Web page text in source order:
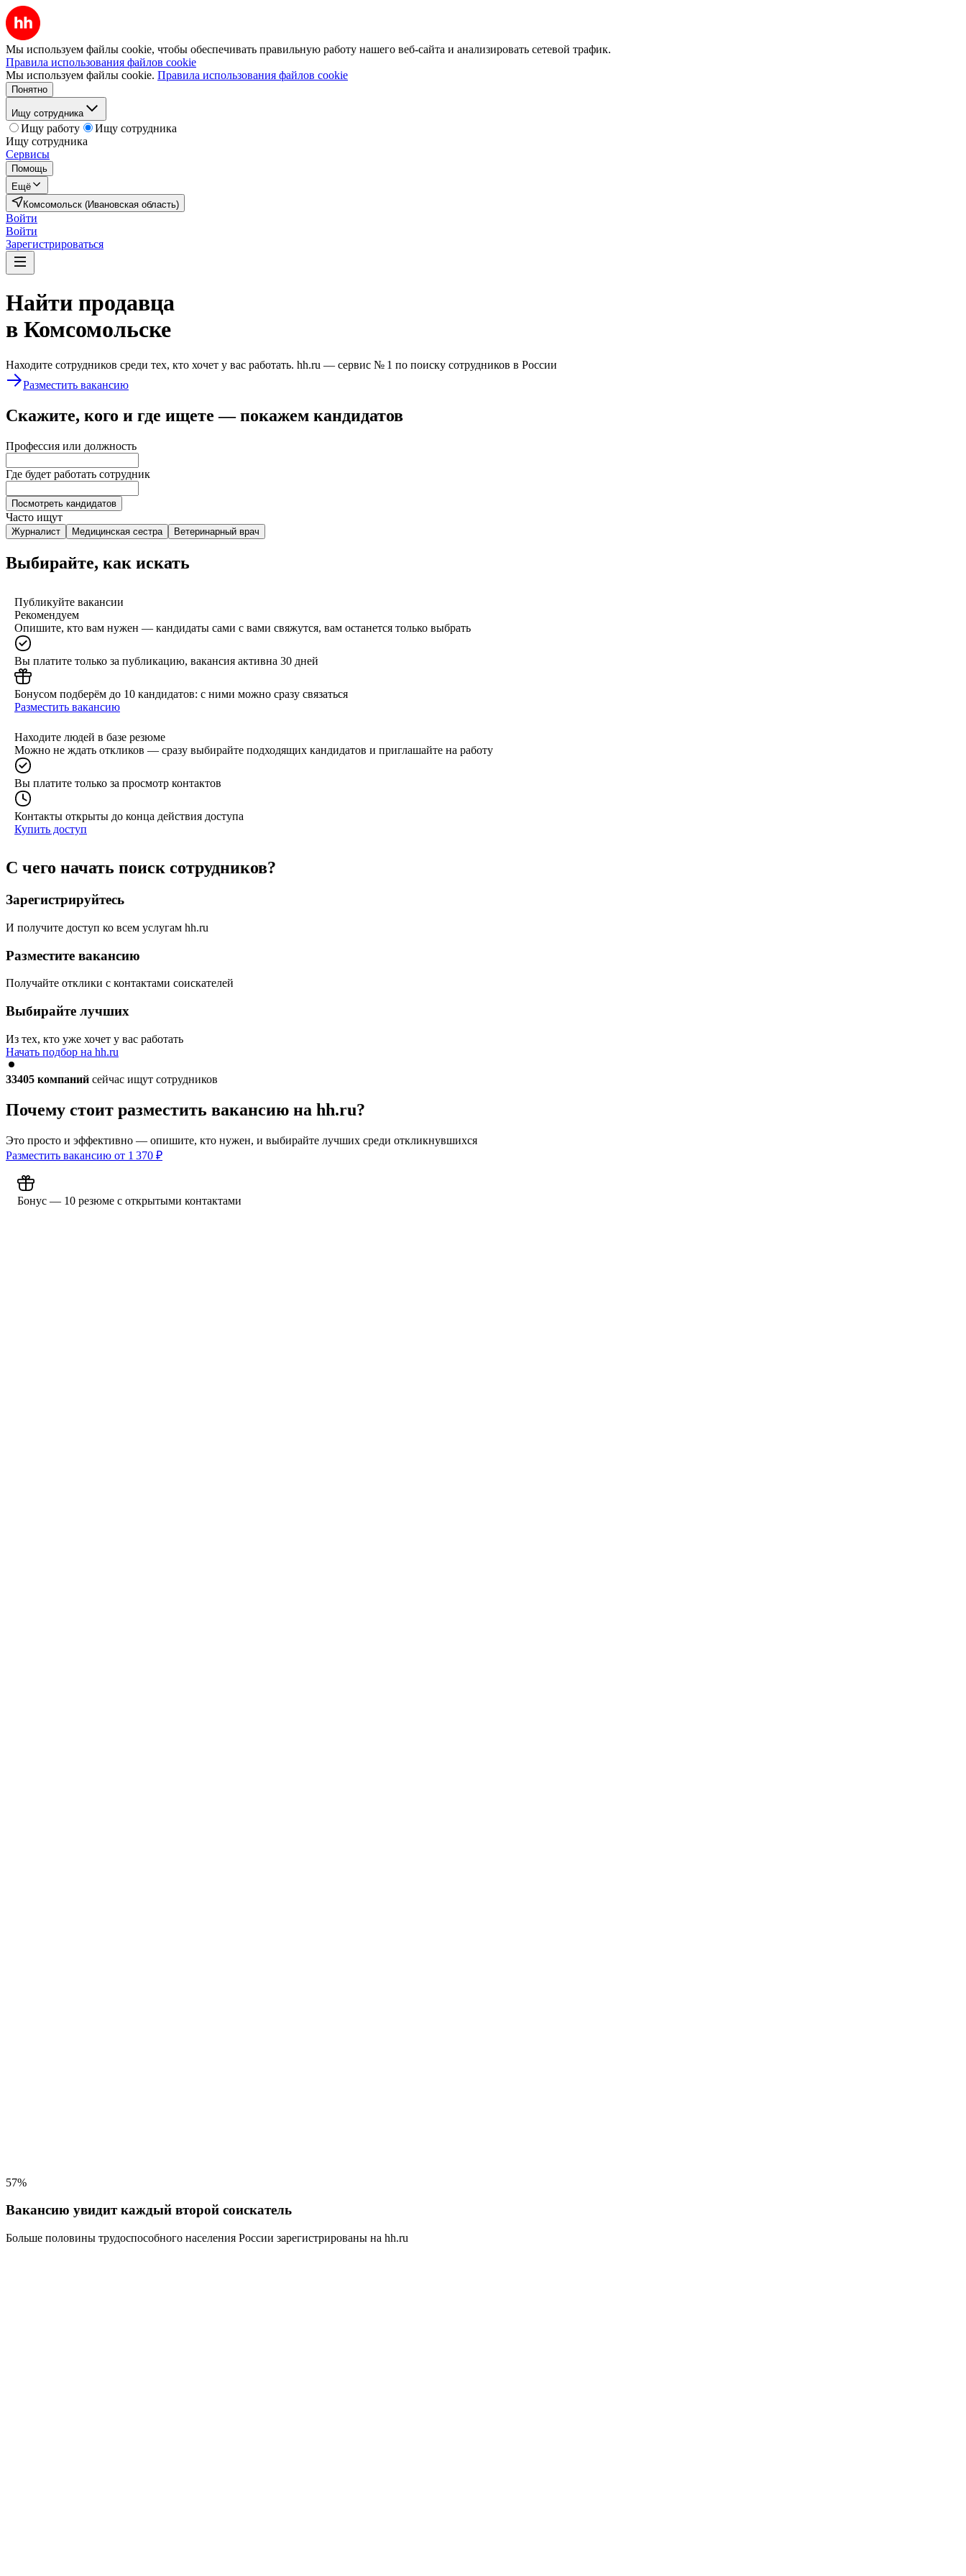
Мы используем файлы cookie, чтобы обеспечивать правильную работу нашего веб-сайта и анализировать сетевой трафик.
Правила использования файлов cookie
Мы используем файлы cookie. Правила использования файлов cookie
Понятно
Ищу сотрудника
Ищу работу
Ищу сотрудника
Ищу сотрудника
Сервисы
Помощь
Ещё
Комсомольск (Ивановская область)
Войти
Войти
Зарегистрироваться
Найти продавца
в Комсомольске
Находите сотрудников среди тех, кто хочет у вас работать. hh.ru — сервис № 1 по поиску сотрудников в России
Разместить вакансию
Скажите, кого и где ищете — покажем кандидатов
Профессия или должность
Где будет работать сотрудник
Посмотреть кандидатов
Часто ищут
Журналист Медицинская сестра Ветеринарный врач
Выбирайте, как искать
Публикуйте вакансии
Рекомендуем
Опишите, кто вам нужен — кандидаты сами с вами свяжутся, вам останется только выбрать
Вы платите только за публикацию, вакансия активна 30 дней
Бонусом подберём до 10 кандидатов: с ними можно сразу связаться
Разместить вакансию
Находите людей в базе резюме
Можно не ждать откликов — сразу выбирайте подходящих кандидатов и приглашайте на работу
Вы платите только за просмотр контактов
Контакты открыты до конца действия доступа
Купить доступ
С чего начать поиск сотрудников?
Зарегистрируйтесь
И получите доступ ко всем услугам hh.ru
Разместите вакансию
Получайте отклики с контактами соискателей
Выбирайте лучших
Из тех, кто уже хочет у вас работать
Начать подбор на hh.ru
33405 компаний сейчас ищут сотрудников
Почему стоит разместить вакансию на hh.ru?
Это просто и эффективно — опишите, кто нужен, и выбирайте лучших среди откликнувшихся
Разместить вакансию от 1 370 ₽
Бонус — 10 резюме с открытыми контактами
57%
Вакансию увидит каждый второй соискатель
Больше половины трудоспособного населения России зарегистрированы на hh.ru